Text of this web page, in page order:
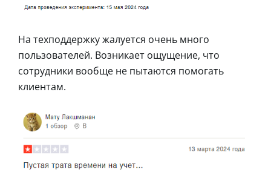
На техподдержку жалуется очень много
пользователей. Возникает ощущение, что
сотрудники вообще не пытаются помогать
клиентам.